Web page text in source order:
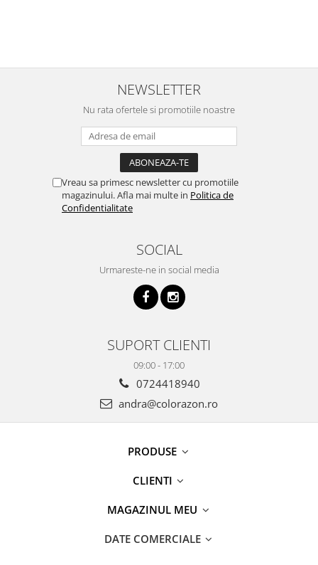
NEWSLETTER
Nu rata ofertele si promotiile noastre
Vreau sa primesc newsletter cu promotiile
magazinului. Afla mai multe in Politica de
Confidentialitate
SOCIAL
Urmareste-ne in social media
SUPORT CLIENTI
09:00 - 17:00
0724418940
andra@colorazon.ro
PRODUSE
CLIENTI
MAGAZINUL MEU
DATE COMERCIALE